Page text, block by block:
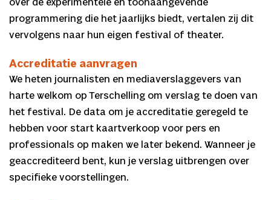
over de experimentele en toonaangevende
programmering die het jaarlijks biedt, vertalen zij dit
vervolgens naar hun eigen festival of theater.
Accreditatie aanvragen
We heten journalisten en mediaverslaggevers van
harte welkom op Terschelling om verslag te doen van
het festival. De data om je accreditatie geregeld te
hebben voor start kaartverkoop voor pers en
professionals op maken we later bekend. Wanneer je
geaccrediteerd bent, kun je verslag uitbrengen over
specifieke voorstellingen.